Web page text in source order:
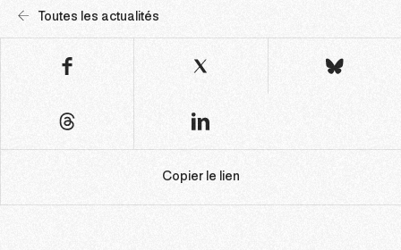
Toutes les actualités
Copier le lien